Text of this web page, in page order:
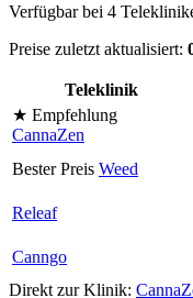
Verfügbar bei 4
Preise zuletzt aktualisiert:
Teleklinik
★ Empfehlung
CannaZen
Bester Preis Weed
Releaf
Canngo
Direkt zur Klinik: